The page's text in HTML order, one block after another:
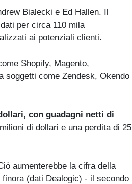
Bialecki e Ed Hallen. Il
per circa 110 mila
ai potenziali clienti.
Shopify, Magento,
soggetti come Zendesk, Okendo
con guadagni netti di
di dollari e una perdita di 25
aumenterebbe la cifra della
(dati Dealogic) - il secondo